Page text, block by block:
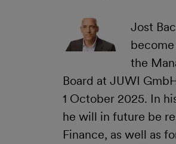
Jost
the
Board at JUWI
1 October 2025. In
he will in future be
Finance, as well as